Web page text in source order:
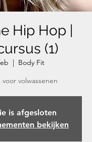
Hip Hop |
(1)
  |
Body Fit
voor volwassenen
is afgesloten
bekijken